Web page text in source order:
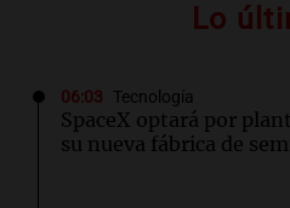
Lo
06:03 Tecnología
SpaceX optará por
su nueva fábrica de